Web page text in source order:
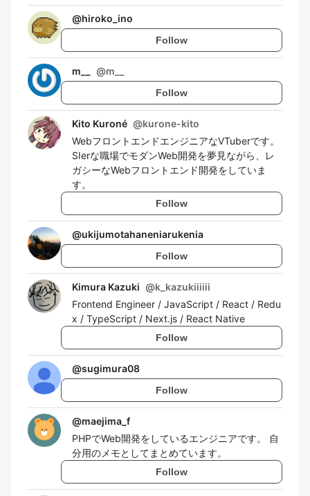
@hiroko_ino
Follow
m__ @m__
Follow
Kito Kuroné @kurone-kito
WebフロントエンドエンジニアなVTuberです。
SIerな職場でモダンWeb開発を夢見ながら、レ
ガシーなWebフロントエンド開発をしていま
す。
Follow
@ukijumotahaneniarukenia
Follow
Kimura Kazuki @k_kazukiiiiii
Frontend Engineer / JavaScript / React / Redu
x / TypeScript / Next.js / React Native
Follow
@sugimura08
Follow
@maejima_f
PHPでWeb開発をしているエンジニアです。 自
分用のメモとしてまとめています。
Follow